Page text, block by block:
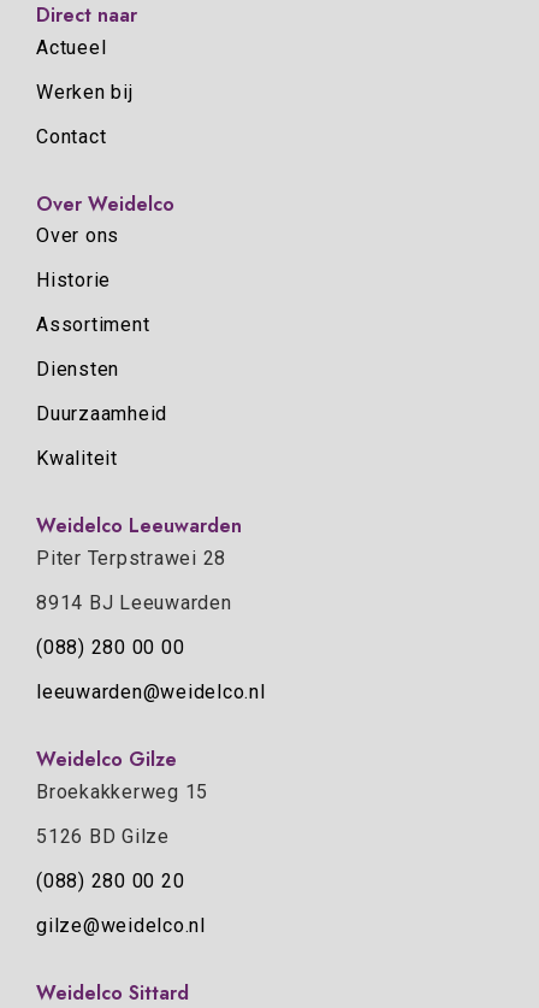
Direct naar
Actueel
Werken bij
Contact
Over Weidelco
Over ons
Historie
Assortiment
Diensten
Duurzaamheid
Kwaliteit
Weidelco Leeuwarden
Piter Terpstrawei 28
8914 BJ Leeuwarden
(088) 280 00 00
leeuwarden@weidelco.nl
Weidelco Gilze
Broekakkerweg 15
5126 BD Gilze
(088) 280 00 20
gilze@weidelco.nl
Weidelco Sittard